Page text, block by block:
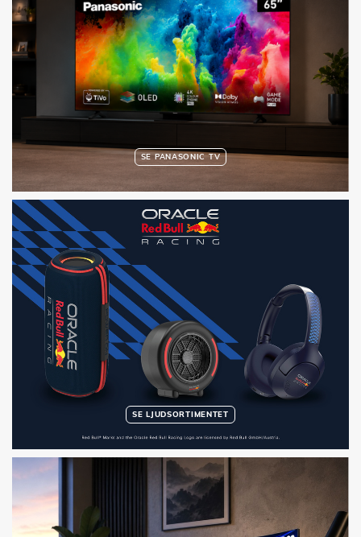
SE PANASONIC TV
SE LJUDSORTIMENTET